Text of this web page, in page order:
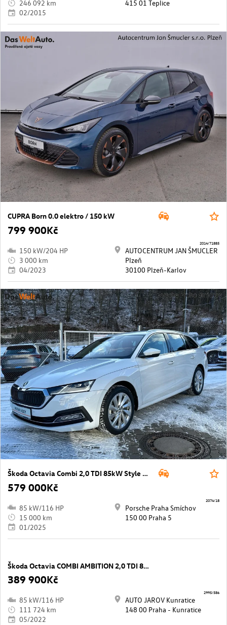
246 092 km
02/2015
415 01 Teplice
CUPRA Born 0.0 elektro / 150 kW
799 900Kč
150 kW/204 HP
3 000 km
04/2023
AUTOCENTRUM JAN ŠMUCLER
Plzeň
30100 Plzeň-Karlov
2014/71885
Škoda Octavia Combi 2,0 TDI 85kW Style M6F
579 000Kč
85 kW/116 HP
15 000 km
01/2025
Porsche Praha Smíchov
150 00 Praha 5
2074/18
Škoda Octavia COMBI AMBITION 2,0 TDI 85 kW
389 900Kč
85 kW/116 HP
111 724 km
05/2022
AUTO JAROV Kunratice
148 00 Praha - Kunratice
2995/586